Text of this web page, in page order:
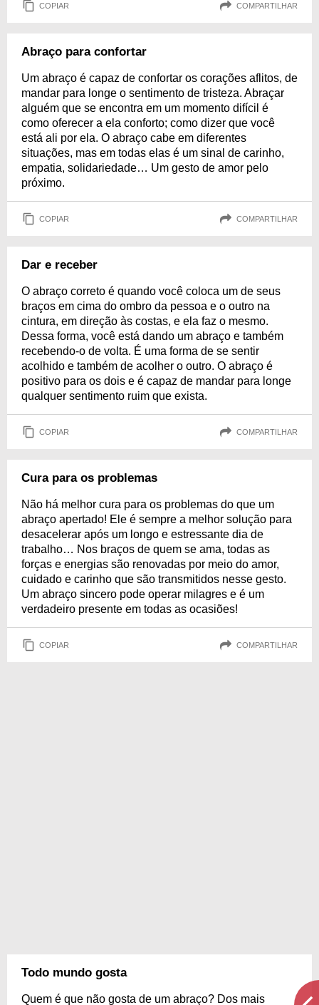
COPIAR COMPARTILHAR
Abraço para confortar
Um abraço é capaz de confortar os corações aflitos, de
mandar para longe o sentimento de tristeza. Abraçar
alguém que se encontra em um momento difícil é
como oferecer a ela conforto; como dizer que você
está ali por ela. O abraço cabe em diferentes
situações, mas em todas elas é um sinal de carinho,
empatia, solidariedade… Um gesto de amor pelo
próximo.
COPIAR COMPARTILHAR
Dar e receber
O abraço correto é quando você coloca um de seus
braços em cima do ombro da pessoa e o outro na
cintura, em direção às costas, e ela faz o mesmo.
Dessa forma, você está dando um abraço e também
recebendo-o de volta. É uma forma de se sentir
acolhido e também de acolher o outro. O abraço é
positivo para os dois e é capaz de mandar para longe
qualquer sentimento ruim que exista.
COPIAR COMPARTILHAR
Cura para os problemas
Não há melhor cura para os problemas do que um
abraço apertado! Ele é sempre a melhor solução para
desacelerar após um longo e estressante dia de
trabalho… Nos braços de quem se ama, todas as
forças e energias são renovadas por meio do amor,
cuidado e carinho que são transmitidos nesse gesto.
Um abraço sincero pode operar milagres e é um
verdadeiro presente em todas as ocasiões!
COPIAR COMPARTILHAR
Todo mundo gosta
Quem é que não gosta de um abraço? Dos mais